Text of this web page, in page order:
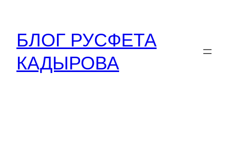
содержимому
БЛОГ РУСФЕТА
КАДЫРОВА